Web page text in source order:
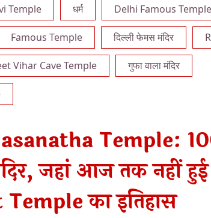
Temple धर्म Delhi Famous Temple
Famous Temple दिल्ली फेमस मंदिर
Vihar Cave Temple गुफा वाला मंदिर
Temple:
जहां आज तक नहीं
का इतिहास